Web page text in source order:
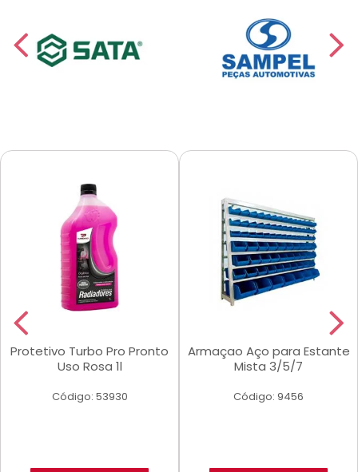
Protetivo Turbo Pro Pronto
Uso Rosa 1l
Código: 53930
Armaçao Aço para Estante
Mista 3/5/7
Código: 9456